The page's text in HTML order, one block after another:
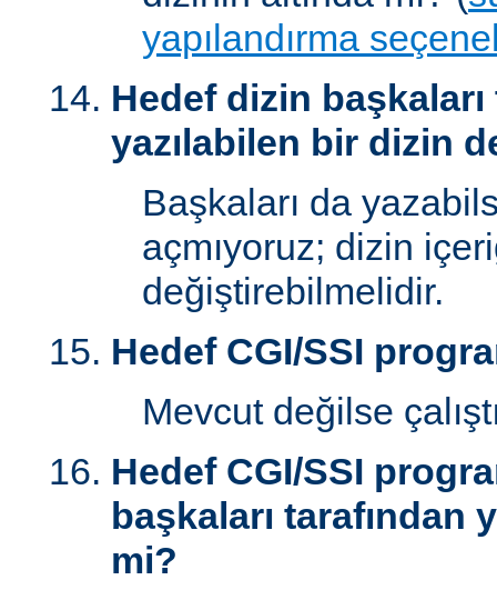
yapılandırma
Hedef dizin başkaları
yazılabilen bir dizin
Başkaları da
açmıyoruz; dizin
değiştirebilmelidir.
Hedef CGI/SSI
Mevcut değilse
Hedef CGI/SSI
başkaları tarafından
mi?